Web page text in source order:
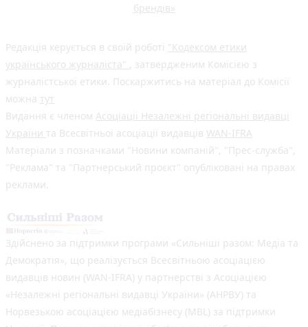
брендів»
Редакція керується в своїй роботі "Кодексом етики
українського журналіста"
, затвердженим Комісією з
журналістської етики. Поскаржитись на матеріал до Комісії
можна тут
Видання є членом Асоціації Незалежні регіональні видавці
України та Всесвітньої асоціації видавців WAN-IFRA
Матеріали з позначками "Новини компаній", "Прес-служба",
"Реклама" та "Партнерський проєкт" опубліковані на правах
реклами.
Здійснено за підтримки програми «Сильніші разом: Медіа та
Демократія», що реалізується Всесвітньою асоціацією
видавців новин (WAN-IFRA) у партнерстві з Асоціацією
«Незалежні регіональні видавці України» (АНРВУ) та
Норвезькою асоціацією медіабізнесу (MBL) за підтримки